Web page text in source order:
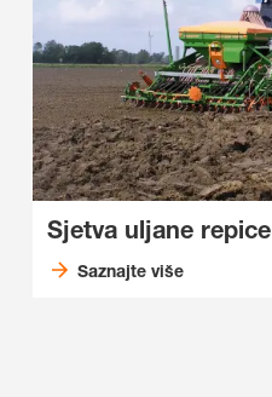
Sjetva uljane repice
Saznajte više